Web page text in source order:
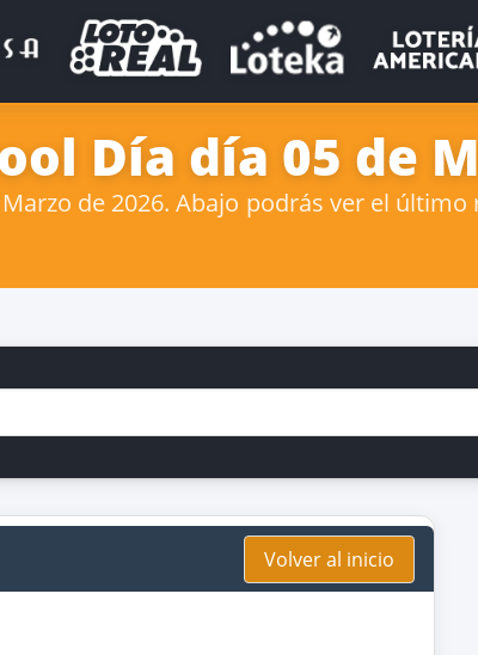
Día día 05 de
de 2026. Abajo podrás ver el
Volver al inicio